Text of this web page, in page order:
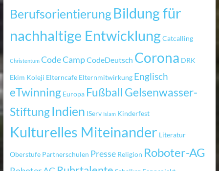
BerufsorientierungBildung für
nachhaltige EntwicklungCatcalling
Christentum Code CampCodeDeutsch Corona DRK
Ekim Koleji Elterncafe Elternmitwirkung Englisch
eTwinning Europa Fußball Gelsenwasser-
StiftungIndien IServ Islam Kinderfest
Kulturelles Miteinander Literatur
Oberstufe Partnerschulen Presse Religion Roboter-AG